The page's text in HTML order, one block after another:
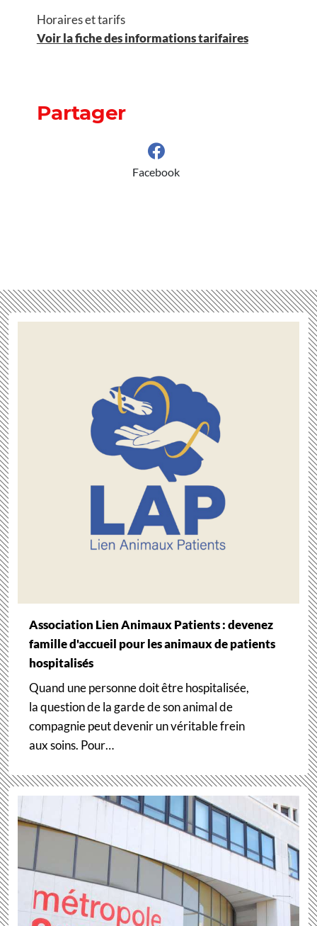
Horaires et tarifs
Voir la fiche des informations tarifaires
Partager
Facebook
Association Lien Animaux Patients : devenez
famille d'accueil pour les animaux de patients
hospitalisés
Quand une personne doit être hospitalisée,
la question de la garde de son animal de
compagnie peut devenir un véritable frein
aux soins. Pour…